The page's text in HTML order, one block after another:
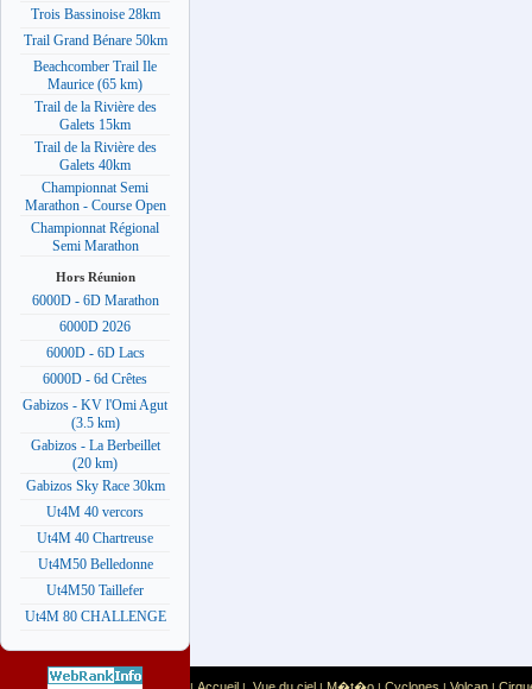
Trois Bassinoise 28km
Trail Grand Bénare 50km
Beachcomber Trail Ile
Maurice (65 km)
Trail de la Rivière des
Galets 15km
Trail de la Rivière des
Galets 40km
Championnat Semi
Marathon - Course Open
Championnat Régional
Semi Marathon
Hors Réunion
6000D - 6D Marathon
6000D 2026
6000D - 6D Lacs
6000D - 6d Crêtes
Gabizos - KV l'Omi Agut
(3.5 km)
Gabizos - La Berbeillet
(20 km)
Gabizos Sky Race 30km
Ut4M 40 vercors
Ut4M 40 Chartreuse
Ut4M50 Belledonne
Ut4M50 Taillefer
Ut4M 80 CHALLENGE